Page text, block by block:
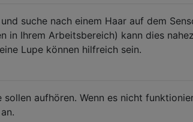
suche nach einem Haar auf dem
in Ihrem Arbeitsbereich) kann dies
Lupe können hilfreich sein.
sollen aufhören. Wenn es nicht